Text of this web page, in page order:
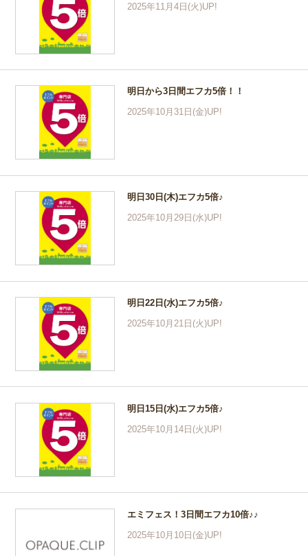
2025年11月4日(火)UP!
明日から3日間エフカ5倍！！
2025年10月31日(金)UP!
明日30日(木)エフカ5倍♪
2025年10月29日(水)UP!
明日22日(水)エフカ5倍♪
2025年10月21日(火)UP!
明日15日(水)エフカ5倍♪
2025年10月14日(火)UP!
エミフェス！3日間エフカ10倍♪♪
2025年10月10日(金)UP!